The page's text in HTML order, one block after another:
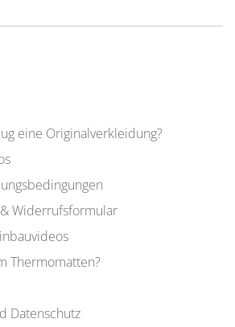
eine Originalverkleidung?
Widerrufsformular
Thermomatten?
Datenschutz